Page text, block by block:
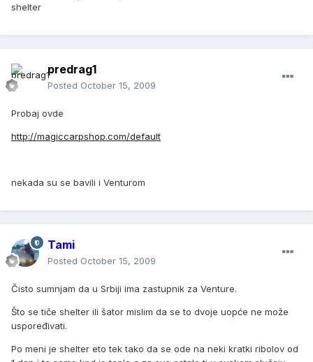
shelter
predrag1
Posted October 15, 2009
Probaj ovde
http://magiccarpshop.com/default
nekada su se bavili i Venturom
Tami
Posted October 15, 2009
Čisto sumnjam da u Srbiji ima zastupnik za Venture.
Što se tiče shelter ili šator mislim da se to dvoje uopće ne može
uspoređivati.
Po meni je shelter eto tek tako da se ode na neki kratki ribolov od